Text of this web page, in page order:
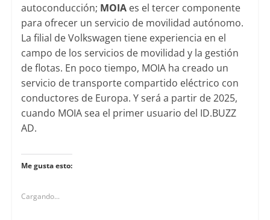
autoconducción; MOIAes el tercer componente
para ofrecer un servicio de movilidad autónomo.
La filial de Volkswagen tiene experiencia en el
campo de los servicios de movilidad y la gestión
de flotas. En poco tiempo, MOIA ha creado un
servicio de transporte compartido eléctrico con
conductores de Europa. Y será a partir de 2025,
cuando MOIA sea el primer usuario del ID.BUZZ
AD.
Me gusta esto:
Cargando...